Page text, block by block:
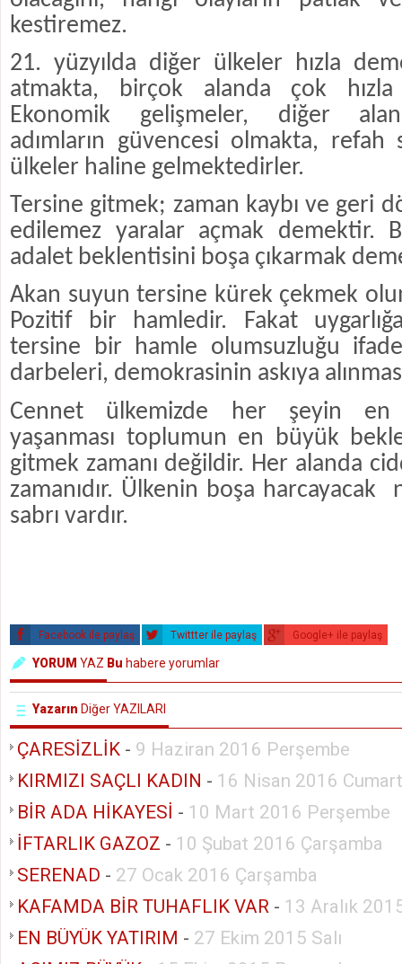
kestiremez.
21. yüzyılda diğer ülkeler hızla
atmakta, birçok alanda çok hızla
Ekonomik gelişmeler, diğer
adımların güvencesi olmakta, refah
ülkeler haline gelmektedirler.
Tersine gitmek; zaman kaybı ve geri
edilemez yaralar açmak demektir.
adalet beklentisini boşa çıkarmak
Akan suyun tersine kürek çekmek
Pozitif bir hamledir. Fakat
tersine bir hamle olumsuzluğu
darbeleri, demokrasinin askıya
Cennet ülkemizde her şeyin en
yaşanması toplumun en büyük
gitmek zamanı değildir. Her alanda
zamanıdır. Ülkenin boşa harcayacak
sabrı vardır.
Facebook ile paylaş Twittter ile paylaş Google+ ile paylaş
YORUM YAZ Bu habere yorumlar
Yazarın Diğer YAZILARI
ÇARESİZLİK - 9 Haziran 2016 Perşembe
KIRMIZI SAÇLI KADIN - 16 Nisan 2016
BİR ADA HİKAYESİ - 10 Mart 2016 Perşembe
İFTARLIK GAZOZ - 10 Şubat 2016 Çarşamba
SERENAD - 27 Ocak 2016 Çarşamba
KAFAMDA BİR TUHAFLIK VAR - 13 Aralık
EN BÜYÜK YATIRIM - 27 Ekim 2015 Salı